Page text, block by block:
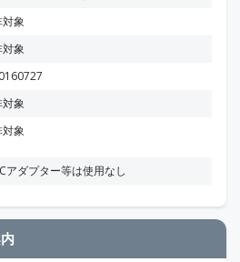
象
象
象
象
アダプター等は使用なし